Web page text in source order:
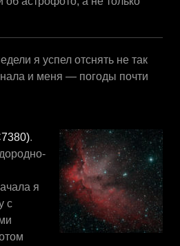
я успел отснять не так
и меня — погоды почти
.
я
с